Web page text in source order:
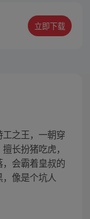
立即下载
工之王，一朝穿
长扮猪吃虎，
会霸着皇叔的
像是个坑人